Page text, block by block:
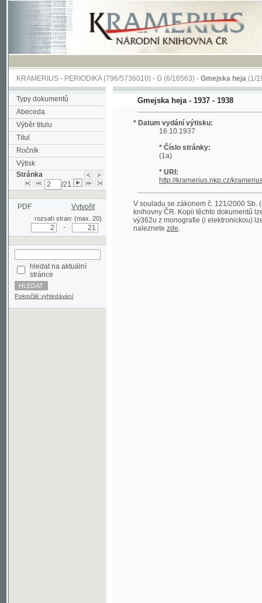
KRAMERIUS-PERIODIKA(796/5736010) -G(6/16563) -Gmejska heja(1/197)
Typy dokumentů
Abeceda
Výběr titulu
Titul
Ročník
Výtisk
Stránka
PDF Vytvořit
rozsah stran: (max. 20)
stránce
Pokročilé vyhledávání
Gmejska heja - 1937 - 1938
* Datum vydání výtisku:
16.10.1937
* Číslo stránky:
* URI:
V souladu se zákonem č. 121/2000 Sb.
knihovny ČR. Kopii těchto dokumentů lze
vý362u z monografie (i elektronickou) lze
naleznetezde.